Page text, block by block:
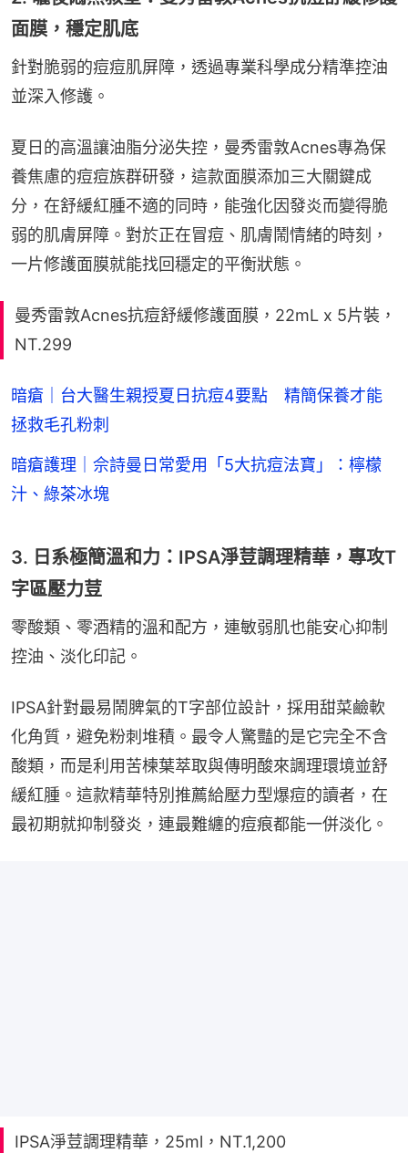
面膜，穩定肌底
針對脆弱的痘痘肌屏障，透過專業科學成分精準控油
並深入修護。
夏日的高溫讓油脂分泌失控，曼秀雷敦Acnes專為保
養焦慮的痘痘族群研發，這款面膜添加三大關鍵成
分，在舒緩紅腫不適的同時，能強化因發炎而變得脆
弱的肌膚屏障。對於正在冒痘、肌膚鬧情緒的時刻，
一片修護面膜就能找回穩定的平衡狀態。
曼秀雷敦Acnes抗痘舒緩修護面膜，22mL x 5片裝，
NT.299
暗瘡｜台大醫生親授夏日抗痘4要點 精簡保養才能
拯救毛孔粉刺
暗瘡護理｜佘詩曼日常愛用「5大抗痘法寶」：檸檬
汁、綠茶冰塊
3. 日系極簡溫和力：IPSA淨荳調理精華，專攻T
字區壓力荳
零酸類、零酒精的溫和配方，連敏弱肌也能安心抑制
控油、淡化印記。
IPSA針對最易鬧脾氣的T字部位設計，採用甜菜鹼軟
化角質，避免粉刺堆積。最令人驚豔的是它完全不含
酸類，而是利用苦楝葉萃取與傳明酸來調理環境並舒
緩紅腫。這款精華特別推薦給壓力型爆痘的讀者，在
最初期就抑制發炎，連最難纏的痘痕都能一併淡化。
IPSA淨荳調理精華，25ml，NT.1,200